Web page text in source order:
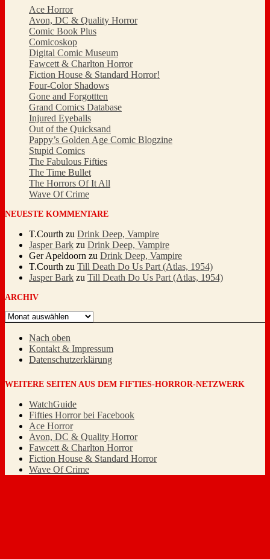
Ace Horror
Avon, DC & Quality Horror
Comic Book Plus
Comicoskop
Digital Comic Museum
Fawcett & Charlton Horror
Fiction House & Standard Horror!
Four-Color Shadows
Gone and Forgottten
Grand Comics Database
Injured Eyeballs
Out of the Quicksand
Pappy’s Golden Age Comic Blogzine
Stupid Comics
The Fabulous Fifties
The Time Bullet
The Horrors Of It All
Wave Of Crime
NEUESTE KOMMENTARE
T.Courth zu Drink Deep, Vampire
Jasper Bark zu Drink Deep, Vampire
Ger Apeldoorn zu Drink Deep, Vampire
T.Courth zu Till Death Do Us Part (Atlas, 1954)
Jasper Bark zu Till Death Do Us Part (Atlas, 1954)
ARCHIV
Archiv
Nach oben
Kontakt & Impressum
Datenschutzerklärung
WEITERE SEITEN AUS DEM FIFTIES-HORROR-NETZWERK
WatchGuide
Fifties Horror bei Facebook
Ace Horror
Avon, DC & Quality Horror
Fawcett & Charlton Horror
Fiction House & Standard Horror
Wave Of Crime